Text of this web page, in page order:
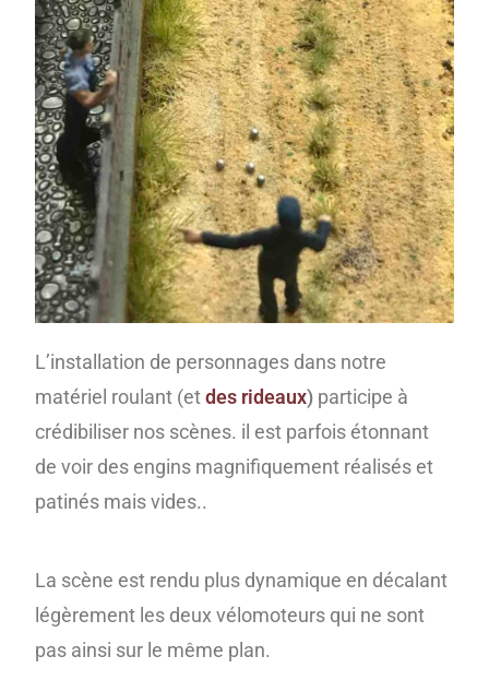
L’installation de personnages dans notre
matériel roulant (etdes rideaux) participe à
crédibiliser nos scènes. il est parfois étonnant
de voir des engins magnifiquement réalisés et
patinés mais vides..
La scène est rendu plus dynamique en décalant
légèrement les deux vélomoteurs qui ne sont
pas ainsi sur le même plan.